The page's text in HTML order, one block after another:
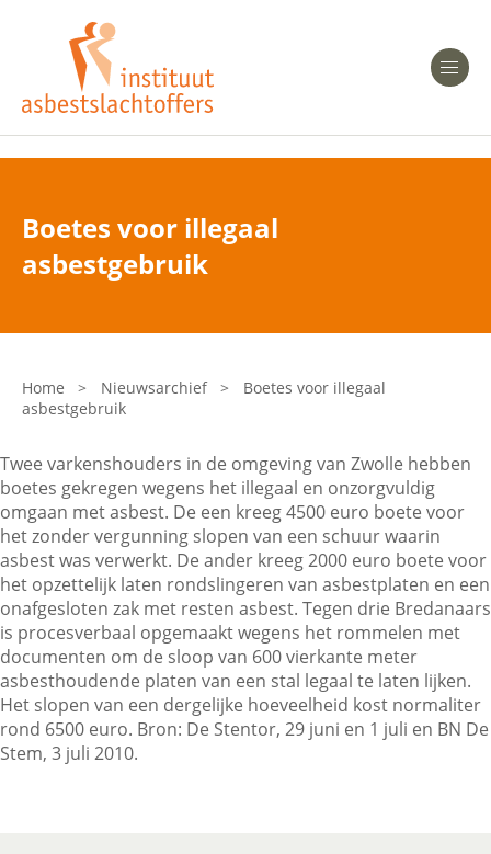
Heeft u Mesothelioom?
Heeft u Asbestose?
Bent u arts?
Asbest en Gezondheid
Laatste nieuws
Onze organisatie
Veelgestelde vragen
Contactgegevens
Zoeken
Boetes voor illegaal
asbestgebruik
Home > Nieuwsarchief >
Boetes voor illegaal
asbestgebruik
Twee varkenshouders in de omgeving van Zwolle hebben
boetes gekregen wegens het illegaal en onzorgvuldig
omgaan met asbest. De een kreeg 4500 euro boete voor
het zonder vergunning slopen van een schuur waarin
asbest was verwerkt. De ander kreeg 2000 euro boete voor
het opzettelijk laten rondslingeren van asbestplaten en een
onafgesloten zak met resten asbest. Tegen drie Bredanaars
is procesverbaal opgemaakt wegens het rommelen met
documenten om de sloop van 600 vierkante meter
asbesthoudende platen van een stal legaal te laten lijken.
Het slopen van een dergelijke hoeveelheid kost normaliter
rond 6500 euro. Bron: De Stentor, 29 juni en 1 juli en BN De
Stem, 3 juli 2010.